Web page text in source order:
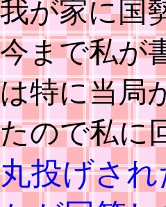
我が家に国
今まで私が
は特に当局
たので私に
丸投げさ